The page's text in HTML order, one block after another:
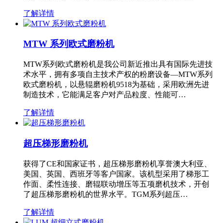
了解详情
MTW 系列欧式磨粉机
MTW系列欧式磨粉机是我公司新近推出具有国际先进技
术水平，拥有多项自主技术产权的粉磨设备—MTW系列
欧式磨粉机，以悬辊磨粉机9518为基础，采用欧洲先进
制造技术，它能满足客户对产品粒度、性能可…
了解详情
超压梯形磨粉机
获得了CE和国家证书，超压梯形磨粉机享誉澳大利亚、
美国、英国、西班牙等客户国家。该机型采用了梯形工
作面、柔性连接、磨辊联动增压等五项磨机技术，开创
了超压梯形磨粉机的世界水平。TGM系列超压…
了解详情